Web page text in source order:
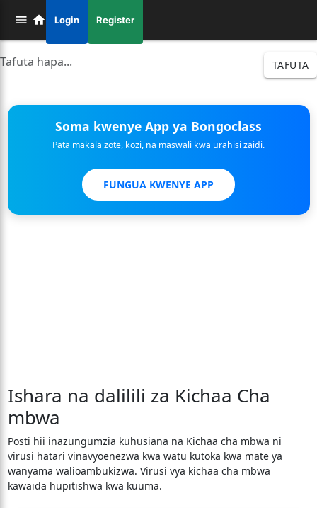
Login Register
TAFUTA
Soma kwenye App ya Bongoclass
Pata makala zote, kozi, na maswali kwa urahisi zaidi.
FUNGUA KWENYE APP
Ishara na dalilili za Kichaa Cha
mbwa
Posti hii inazungumzia kuhusiana na Kichaa cha mbwa ni
virusi hatari vinavyoenezwa kwa watu kutoka kwa mate ya
wanyama walioambukizwa. Virusi vya kichaa cha mbwa
kawaida hupitishwa kwa kuuma.